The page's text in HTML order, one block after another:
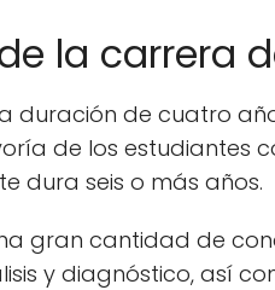
la carrera
duración de cuatro
de los estudiantes
dura seis o más años.
gran cantidad de
y diagnóstico, así